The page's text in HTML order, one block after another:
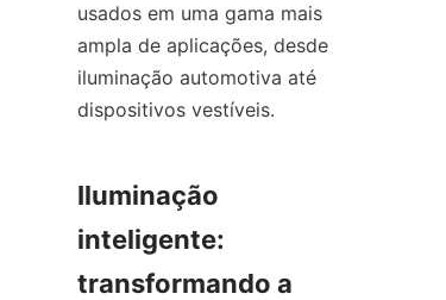
usados em uma gama mais
ampla de aplicações, desde
iluminação automotiva até
dispositivos vestíveis.
Iluminação
inteligente:
transformando a